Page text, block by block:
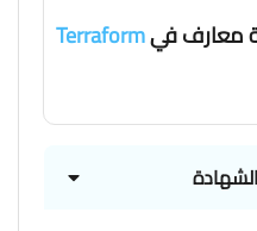
معارف فيTerraform